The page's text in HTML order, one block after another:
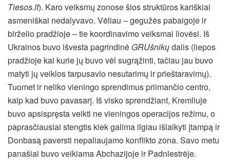
Tiesos.lt). Karo veiksmų zonose šios struktūros kariškiai
asmeniškai nedalyvavo. Vėliau – gegužės pabaigoje ir
birželio pradžioje – tie koordinavimo veiksmai liovėsi. Iš
Ukrainos buvo išvesta pagrindinė GRUšnikųdalis (liepos
pradžioje kai kurie jų buvo vėl sugrąžinti, tačiau jau buvo
matyti jų veiklos tarpusavio nesutarimų ir prieštaravimų).
Tuomet ir neliko vieningo sprendimus priimančio centro,
kaip kad buvo pavasarį. Iš visko sprendžiant, Kremliuje
buvo apsispręsta veikti ne vieningos operacijos režimu, o
paprasčiausiai stengtis kiek galima ilgiau išlaikyti įtampą ir
Donbasą paversti nepaliaujamo konflikto zona. Savo metu
panašiai buvo veikiama Abchazijoje ir Padniestrėje.